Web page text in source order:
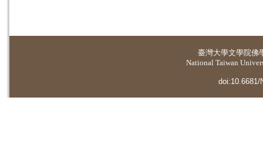
臺灣大學文學院佛
National Taiwan
doi:10.6681/